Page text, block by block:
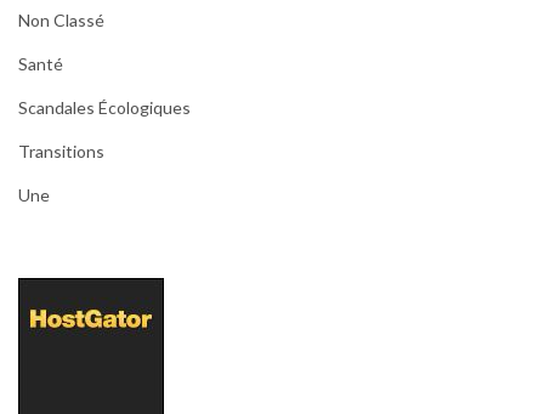
Non Classé
Santé
Scandales Écologiques
Transitions
Une